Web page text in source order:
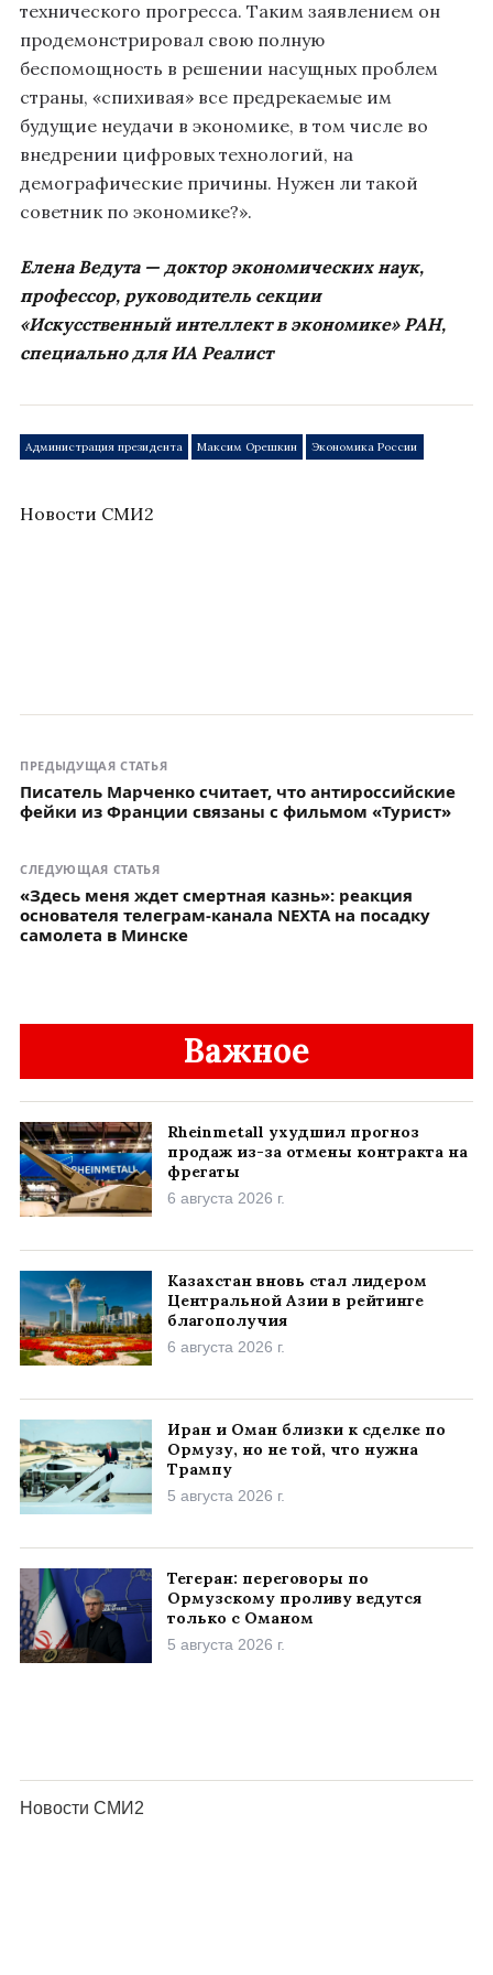
технического прогресса. Таким заявлением он
продемонстрировал свою полную
беспомощность в решении насущных проблем
страны, «спихивая» все предрекаемые им
будущие неудачи в экономике, в том числе во
внедрении цифровых технологий, на
демографические причины. Нужен ли такой
советник по экономике?».
Елена Ведута — доктор экономических наук,
профессор, руководитель секции
«Искусственный интеллект в экономике» РАН,
специально для ИА Реалист
Администрация президента Максим Орешкин Экономика России
Новости СМИ2
ПРЕДЫДУЩАЯ СТАТЬЯ
Писатель Марченко считает, что антироссийские
фейки из Франции связаны с фильмом «Турист»
СЛЕДУЮЩАЯ СТАТЬЯ
«Здесь меня ждет смертная казнь»: реакция
основателя телеграм-канала NEXTA на посадку
самолета в Минске
Важное
Rheinmetall ухудшил прогноз
продаж из-за отмены контракта на
фрегаты
6 августа 2026 г.
Казахстан вновь стал лидером
Центральной Азии в рейтинге
благополучия
6 августа 2026 г.
Иран и Оман близки к сделке по
Ормузу, но не той, что нужна
Трампу
5 августа 2026 г.
Тегеран: переговоры по
Ормузскому проливу ведутся
только с Оманом
5 августа 2026 г.